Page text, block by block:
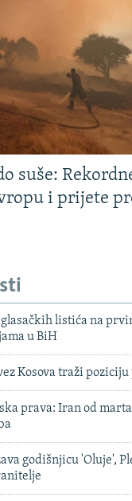
suše:
i prijete
listića na
u BiH
Kosova traži
prava: Iran od
godišnjicu 'Oluje',